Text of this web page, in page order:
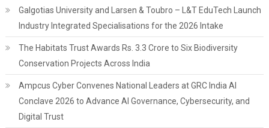
Galgotias University and Larsen & Toubro – L&T EduTech Launch
Industry Integrated Specialisations for the 2026 Intake
The Habitats Trust Awards Rs. 3.3 Crore to Six Biodiversity
Conservation Projects Across India
Ampcus Cyber Convenes National Leaders at GRC India AI
Conclave 2026 to Advance AI Governance, Cybersecurity, and
Digital Trust